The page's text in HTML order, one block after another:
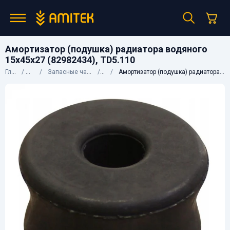
Амортизатор (подушка) радиатора водяного
15x45x27 (82982434), TD5.110
Главная КаталогЗапасные части к сельхозтехнике CNH Амортизатор (подушка) радиатора водяного 15x45x27 (82982434), TD5.110